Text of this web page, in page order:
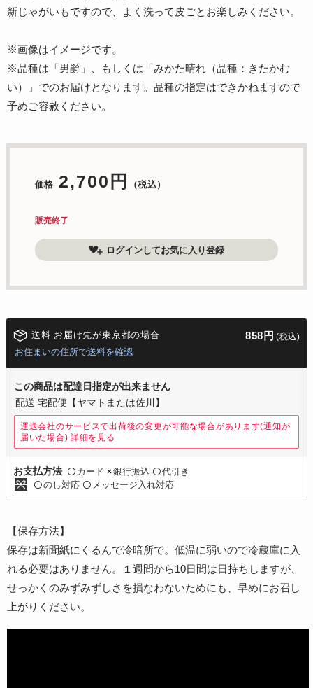
新じゃがいもですので、よく洗って皮ごとお楽しみください。
※画像はイメージです。
※品種は「男爵」、もしくは「みかた晴れ（品種：きたかむ
い）」でのお届けとなります。品種の指定はできかねますので
予めご容赦ください。
価格 2,700円 （税込）
販売終了
ログインしてお気に入り登録
送料 お届け先が東京都の場合 858円 (税込)
お住まいの住所で送料を確認
この商品は配達日指定が出来ません
配送 宅配便【ヤマトまたは佐川】
運送会社のサービスで出荷後の変更が可能な場合があります(通知が
届いた場合) 詳細を見る
お支払方法 〇 カード ×銀行振込 〇代引き
〇のし対応 〇 メッセージ入れ対応
【保存方法】
保存は新聞紙にくるんで冷暗所で。低温に弱いので冷蔵庫に入
れる必要はありません。１週間から10日間は日持ちしますが、
せっかくのみずみずしさを損なわないためにも、早めにお召し
上がりください。